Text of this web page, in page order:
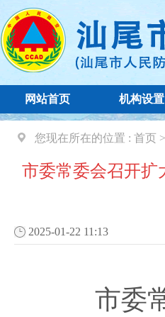
网站首页 机构设置
您现在所在的位置 : 首页 >
市委常委会召开扩
2025-01-22 11:13
市委常